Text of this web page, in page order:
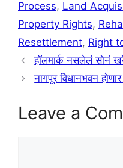
Process, Land
Property Rights,
Resettlement, Right
हॉलमार्क नसलेलं सोनं
नागपूर विधानभवन
Leave a